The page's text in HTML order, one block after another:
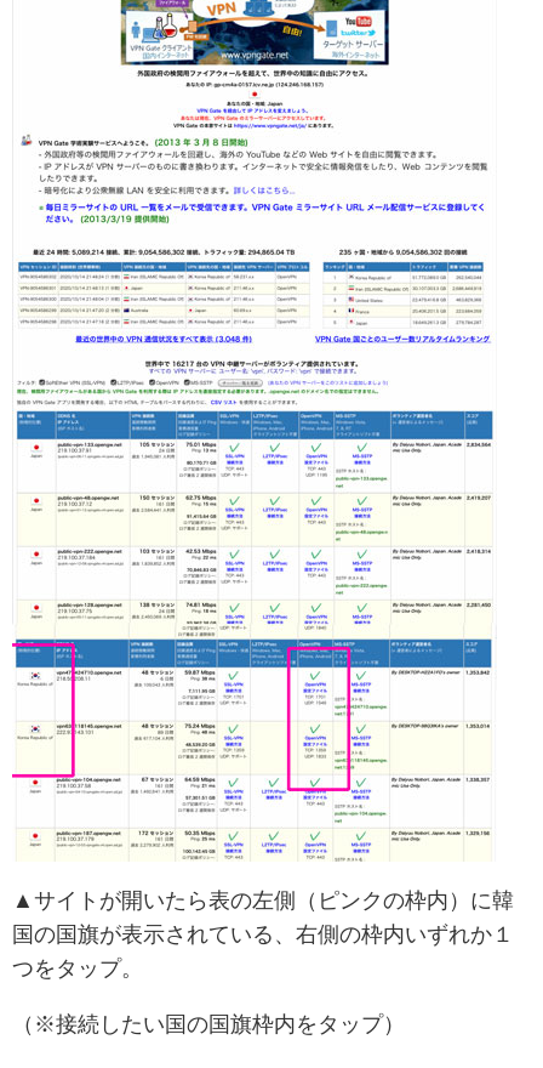
▲サイトが開いたら表の左側（ピンクの枠内）に韓
国の国旗が表示されている、右側の枠内いずれか１
つをタップ。
（※接続したい国の国旗枠内をタップ）